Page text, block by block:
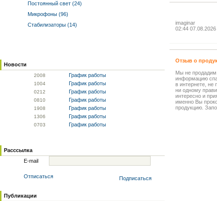
Постоянный свет (24)
Микрофоны (96)
Стабилизаторы (14)
Новости
2008 График работы
1004 График работы
0212 График работы
0810 График работы
1908 График работы
1306 График работы
0703 График работы
Расссылка
E-mail
Отписаться Подписаться
Публикации
imaginar
02:44 07.08.2026
Отзыв о
Мы не
информацию
в интернете, не
ни одному
интересно и
именно Вы
продукцию.